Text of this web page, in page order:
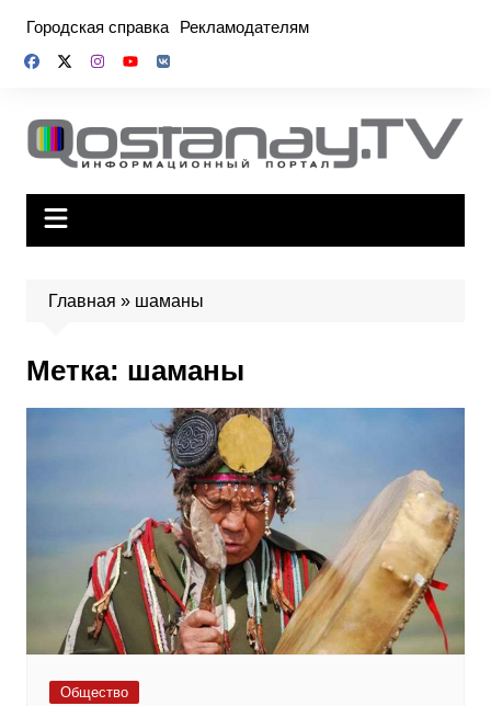
содержимому
Городская справка Рекламодателям
Главная » шаманы
Метка: шаманы
Общество